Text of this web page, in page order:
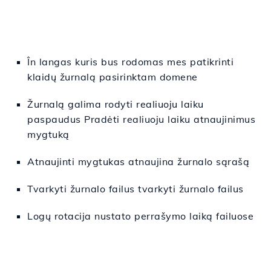
În langas kuris bus rodomas mes patikrinti
klaidų žurnalą pasirinktam domene
Žurnalą galima rodyti realiuoju laiku
paspaudus Pradėti realiuoju laiku atnaujinimus
mygtuką
Atnaujinti mygtukas atnaujina žurnalo sąrašą
Tvarkyti žurnalo failus tvarkyti žurnalo failus
Logų rotacija nustato perrašymo laiką failuose